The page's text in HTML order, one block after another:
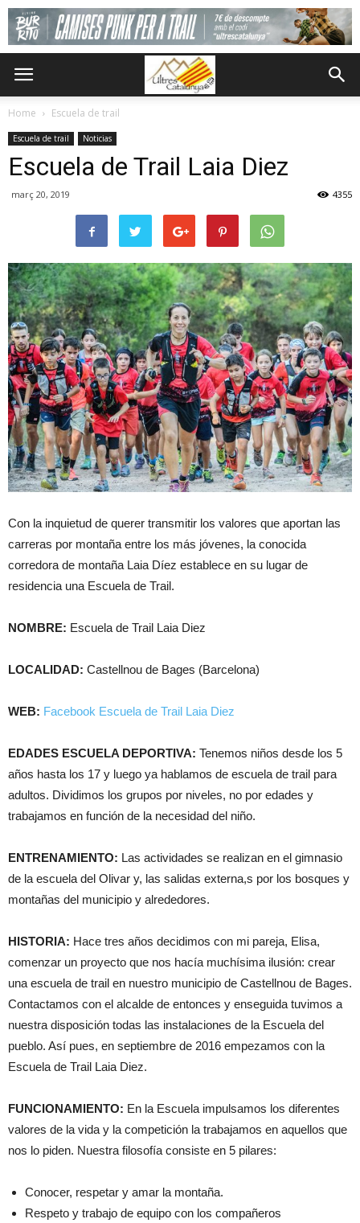
Home Escuela de trail
Escuela de trail Noticias
Escuela de Trail Laia Diez
març 20, 2019 4355
Con la inquietud de querer transmitir los valores que aportan las
carreras por montaña entre los más jóvenes, la conocida
corredora de montaña Laia Díez establece en su lugar de
residencia una Escuela de Trail.
NOMBRE: Escuela de Trail Laia Diez
LOCALIDAD: Castellnou de Bages (Barcelona)
WEB: Facebook Escuela de Trail Laia Diez
EDADES ESCUELA DEPORTIVA: Tenemos niños desde los 5
años hasta los 17 y luego ya hablamos de escuela de trail para
adultos. Dividimos los grupos por niveles, no por edades y
trabajamos en función de la necesidad del niño.
ENTRENAMIENTO: Las actividades se realizan en el gimnasio
de la escuela del Olivar y, las salidas externa,s por los bosques y
montañas del municipio y alrededores.
HISTORIA: Hace tres años decidimos con mi pareja, Elisa,
comenzar un proyecto que nos hacía muchísima ilusión: crear
una escuela de trail en nuestro municipio de Castellnou de Bages.
Contactamos con el alcalde de entonces y enseguida tuvimos a
nuestra disposición todas las instalaciones de la Escuela del
pueblo. Así pues, en septiembre de 2016 empezamos con la
Escuela de Trail Laia Diez.
FUNCIONAMIENTO: En la Escuela impulsamos los diferentes
valores de la vida y la competición la trabajamos en aquellos que
nos lo piden. Nuestra filosofía consiste en 5 pilares:
Conocer, respetar y amar la montaña.
Respeto y trabajo de equipo con los compañeros